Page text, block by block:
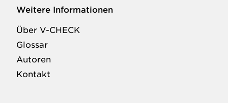
Weitere Informationen
Über V-CHECK
Glossar
Autoren
Kontakt